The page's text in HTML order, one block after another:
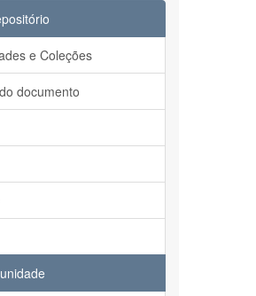
e Coleções
documento